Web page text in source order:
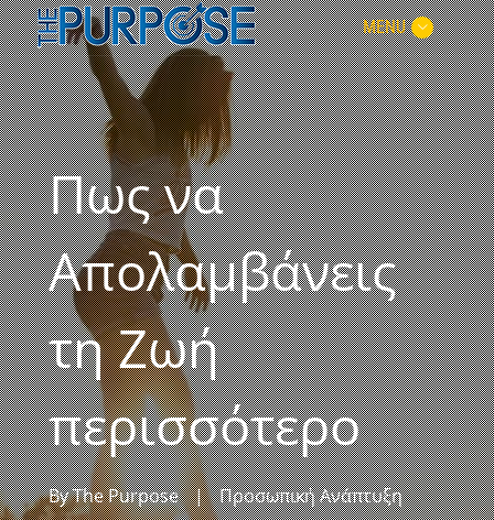
MENU
Πως να
Απολαμβάνεις
τη Ζωή
περισσότερο
ByThe Purpose | Προσωπική Ανάπτυξη